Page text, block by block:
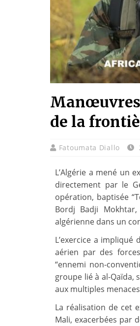
Manœuvres
de la
Fatoumata Diallo
L’Algérie a mené un
directement par le
opération, baptisée
Bordj Badji
algérienne dans un
L’exercice a
aérien par des
“ennemi non-
groupe lié à al-Qaïda,
aux multiples
La réalisation de cet
Mali, exacerbées par